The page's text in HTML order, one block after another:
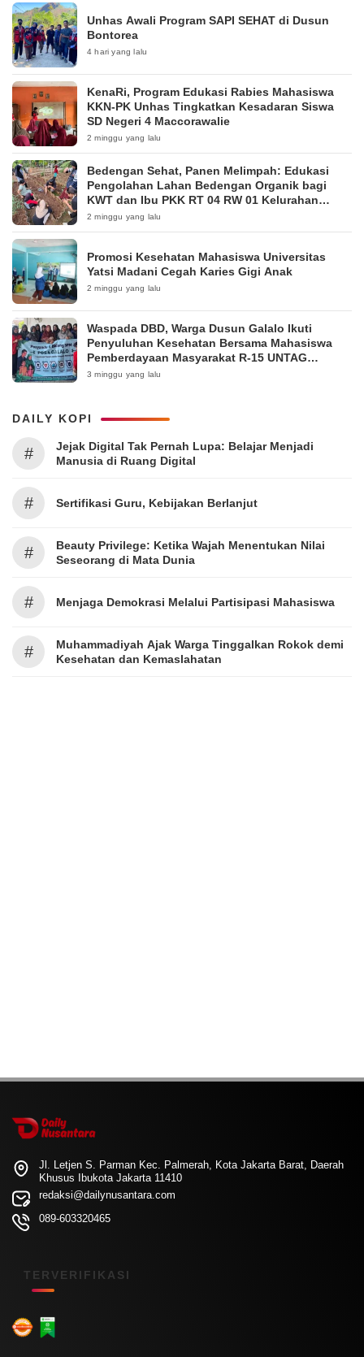
Unhas Awali Program SAPI SEHAT di Dusun
Bontorea
4 hari yang lalu
KenaRi, Program Edukasi Rabies Mahasiswa
KKN-PK Unhas Tingkatkan Kesadaran Siswa
SD Negeri 4 Maccorawalie
2 minggu yang lalu
Bedengan Sehat, Panen Melimpah: Edukasi
Pengolahan Lahan Bedengan Organik bagi
KWT dan Ibu PKK RT 04 RW 01 Kelurahan
Pakintelan
2 minggu yang lalu
Promosi Kesehatan Mahasiswa Universitas
Yatsi Madani Cegah Karies Gigi Anak
2 minggu yang lalu
Waspada DBD, Warga Dusun Galalo Ikuti
Penyuluhan Kesehatan Bersama Mahasiswa
Pemberdayaan Masyarakat R-15 UNTAG
Surabaya 2026
3 minggu yang lalu
DAILY KOPI
#
Jejak Digital Tak Pernah Lupa: Belajar Menjadi
Manusia di Ruang Digital
# Sertifikasi Guru, Kebijakan Berlanjut
#
Beauty Privilege: Ketika Wajah Menentukan Nilai
Seseorang di Mata Dunia
# Menjaga Demokrasi Melalui Partisipasi Mahasiswa
#
Muhammadiyah Ajak Warga Tinggalkan Rokok demi
Kesehatan dan Kemaslahatan
Jl. Letjen S. Parman Kec. Palmerah, Kota Jakarta Barat, Daerah
Khusus Ibukota Jakarta 11410
redaksi@dailynusantara.com
089-603320465
TERVERIFIKASI